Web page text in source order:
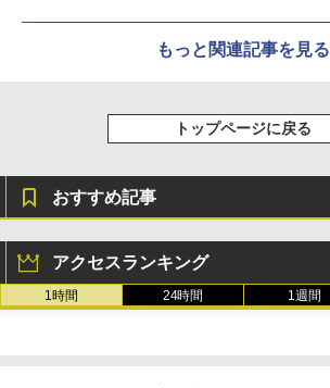
もっと関連記事を見る
トップページに戻る
おすすめ記事
アクセスランキング
1時間 24時間 1週間